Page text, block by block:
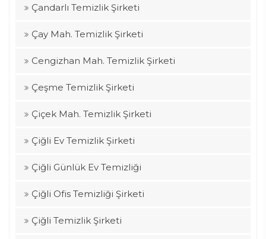
Çandarlı Temizlik Şirketi
Çay Mah. Temizlik Şirketi
Cengizhan Mah. Temizlik Şirketi
Çeşme Temizlik Şirketi
Çiçek Mah. Temizlik Şirketi
Çiğli Ev Temizlik Şirketi
Çiğli Günlük Ev Temizliği
Çiğli Ofis Temizliği Şirketi
Çiğli Temizlik Şirketi